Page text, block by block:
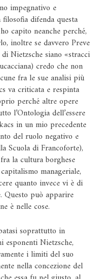
impegnativo e
difenda questa
capito neanche perché,
inoltre se davvero Preve
Nietzsche siano «stracci
credo che non
fra le sue analisi più
va criticata e respinta
perché altre opere
l’Ontologia dell’essere
in un mio precedente
del ruolo negativo e
Scuola di Francoforte),
la cultura borghese
manageriale,
quanto invece vi è di
Questo può apparire
è nelle cose.
soprattutto in
esponenti Nietzsche,
i limiti del suo
nella concezione del